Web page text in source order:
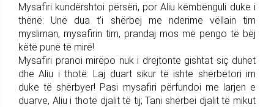
Mysafiri kundërshtoi përsëri, por Aliu këmbënguli duke i
thënë: Unë dua t’i shërbej me nderime vëllain tim
mysliman, mysafirin tim, prandaj mos më pengo të bëj
këtë punë të mirë!
Mysafiri pranoi mirëpo nuk i drejtonte gishtat siç duhet
dhe Aliu i thotë: Laj duart sikur të ishte shërbëtori im
duke të shërbyer! Pasi mysafiri përfundoi me larjen e
duarve, Aliu i thotë djalit të tij; Tani shërbei djalit të mikut